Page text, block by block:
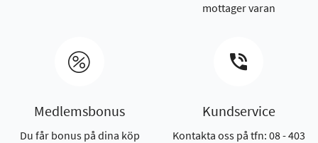
mottager varan
Medlemsbonus
Du får bonus på dina köp
Kundservice
Kontakta oss på tfn: 08 - 403